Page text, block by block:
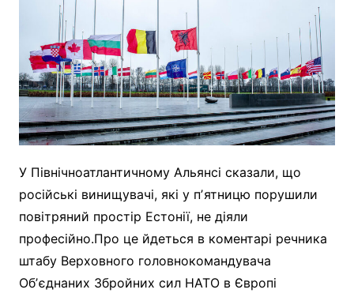
У Північноатлантичному Альянсі сказали, що
російські винищувачі, які у пʼятницю порушили
повітряний простір Естонії, не діяли
професійно.Про це йдеться в коментарі речника
штабу Верховного головнокомандувача
Обʼєднаних Збройних сил НАТО в Європі